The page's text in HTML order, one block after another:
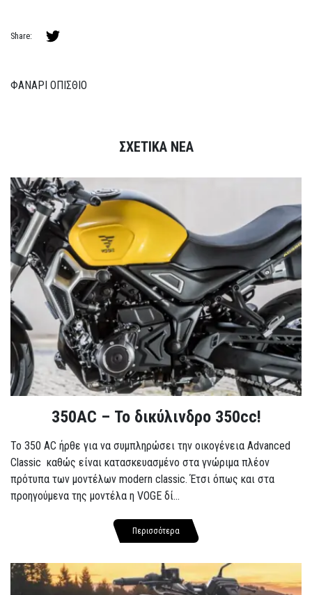
Share:
ΦΑΝΑΡΙ ΟΠΙΣΘΙΟ
ΣΧΕΤΙΚΑ ΝΕΑ
350AC – Το δικύλινδρο 350cc!
To 350 AC ήρθε για να συμπληρώσει την οικογένεια Advanced
Classic καθώς είναι κατασκευασμένο στα γνώριμα πλέον
πρότυπα των μοντέλων modern classic. Έτσι όπως και στα
προηγούμενα της μοντέλα η VOGE δί...
Περισσότερα